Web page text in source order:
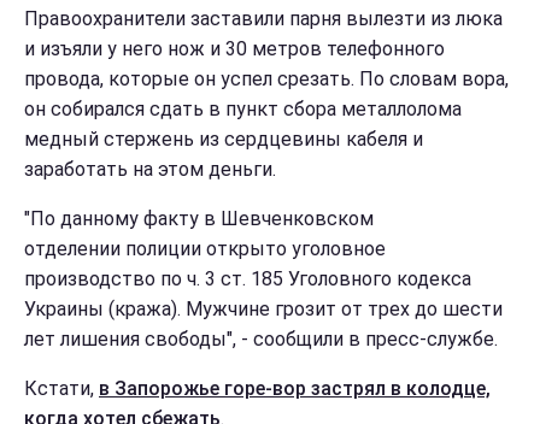
Правоохранители заставили парня вылезти из люка
и изъяли у него нож и 30 метров телефонного
провода, которые он успел срезать. По словам вора,
он собирался сдать в пункт сбора металлолома
медный стержень из сердцевины кабеля и
заработать на этом деньги.
"По данному факту в Шевченковском
отделении полиции открыто уголовное
производство по ч. 3 ст. 185 Уголовного кодекса
Украины (кража). Мужчине грозит от трех до шести
лет лишения свободы", - сообщили в пресс-службе.
Кстати, в Запорожье горе-вор застрял в колодце,
когда хотел сбежать.